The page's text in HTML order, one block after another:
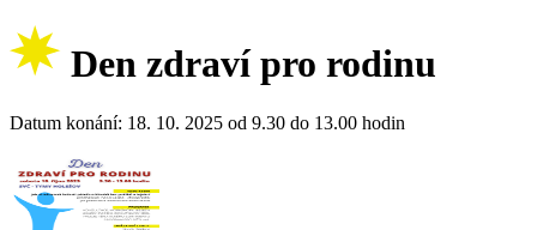
Den zdraví pro rodinu
Datum konání: 18. 10. 2025 od 9.30 do 13.00 hodin